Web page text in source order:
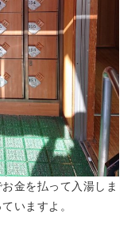
金を払って入湯しま
いますよ。